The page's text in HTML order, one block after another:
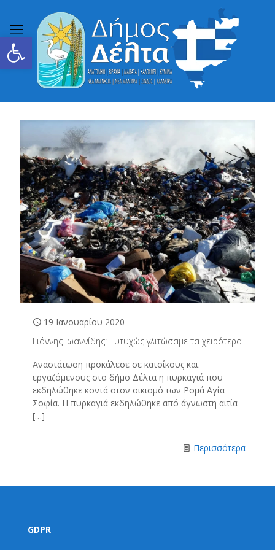
Ανοίξτε τη γραμμή εργαλείων
19 Ιανουαρίου 2020
Γιάννης Ιωαννίδης: Ευτυχώς γλιτώσαμε τα χειρότερα
Αναστάτωση προκάλεσε σε κατοίκους και
εργαζόμενους στο δήμο Δέλτα η πυρκαγιά που
εκδηλώθηκε κοντά στον οικισμό των Ρομά Αγία
Σοφία. Η πυρκαγιά εκδηλώθηκε από άγνωστη αιτία
[…]
Περισσότερα
GDPR